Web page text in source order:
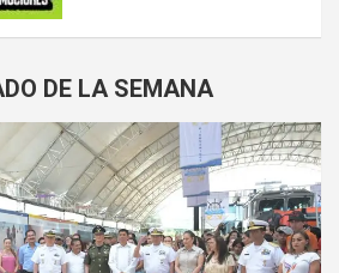
DE LA SEMANA